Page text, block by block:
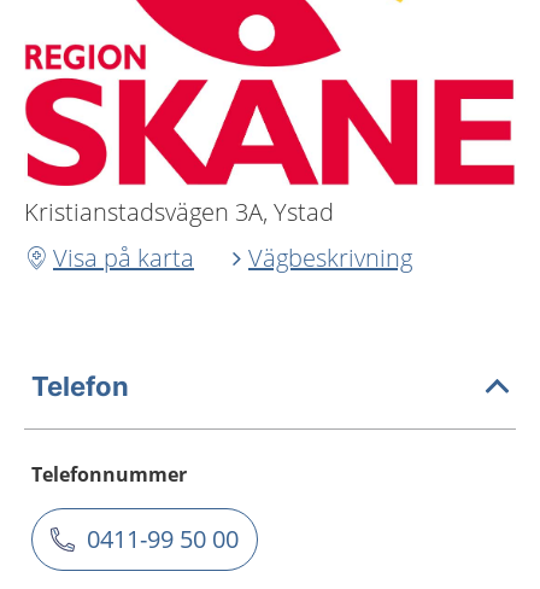
Kristianstadsvägen 3A, Ystad
Visa på karta
Vägbeskrivning
Telefon
Telefonnummer
0411-99 50 00